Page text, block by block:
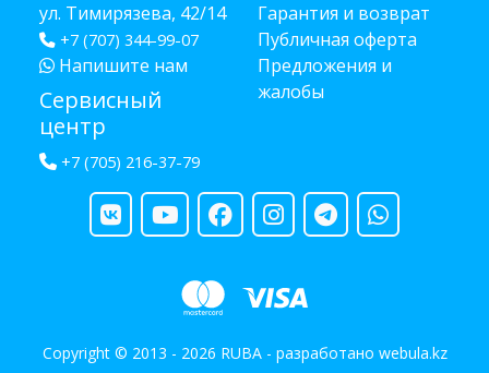
ул. Тимирязева, 42/14
+7 (707) 344-99-07
Напишите нам
Сервисный
центр
+7 (705) 216-37-79
Гарантия и возврат
Публичная оферта
Предложения и
жалобы
Copyright © 2013 - 2026 RUBA - разработано webula.kz